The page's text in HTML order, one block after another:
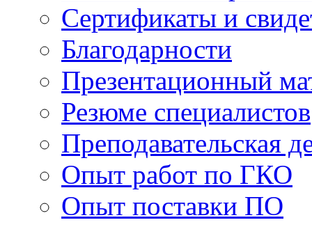
Сертификаты и
Благодарности
Презентационный
Резюме специалистов
Преподавательская
Опыт работ по ГКО
Опыт поставки ПО